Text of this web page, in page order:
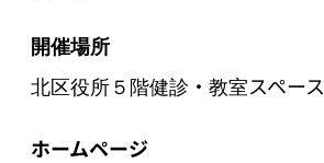
開催場所
北区役所５階健診・教室スペース
ホームページ